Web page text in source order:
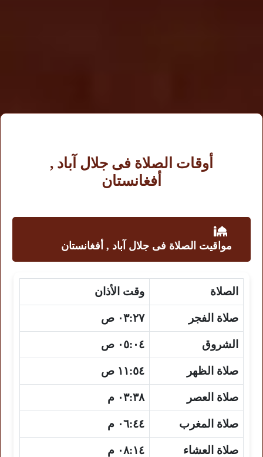
أوقات الصلاة فى جلال آباد ,
أفغانستان
مواقيت الصلاة فى جلال آباد , أفغانستان
الصلاة وقت الأذان
صلاة الفجر ٠٣:٢٧ ص
الشروق ٠٥:٠٤ ص
صلاة الظهر ١١:٥٤ ص
صلاة العصر ٠٣:٣٨ م
صلاة المغرب ٠٦:٤٤ م
صلاة العشاء ٠٨:١٤ م